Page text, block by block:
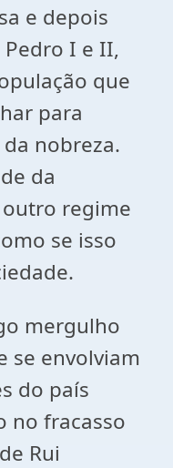
e depois
I e II,
que
para
nobreza.
da
regime
se isso
mergulho
se envolviam
do país
no fracasso
Rui